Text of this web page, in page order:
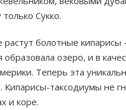
Сукко.
растут болотные
озеро, и в
Теперь эта
таксодиумы не
и коре.